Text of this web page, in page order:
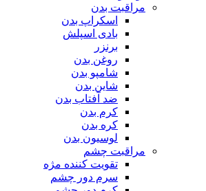
مراقبت بدن
اسکراپ بدن
بادی اسپلش
برنزر
روغن بدن
شامپو بدن
شاین بدن
ضد آفتاب بدن
کرم بدن
کره بدن
لوسیون بدن
مراقبت چشم
تقویت کننده مژه
سرم دور چشم